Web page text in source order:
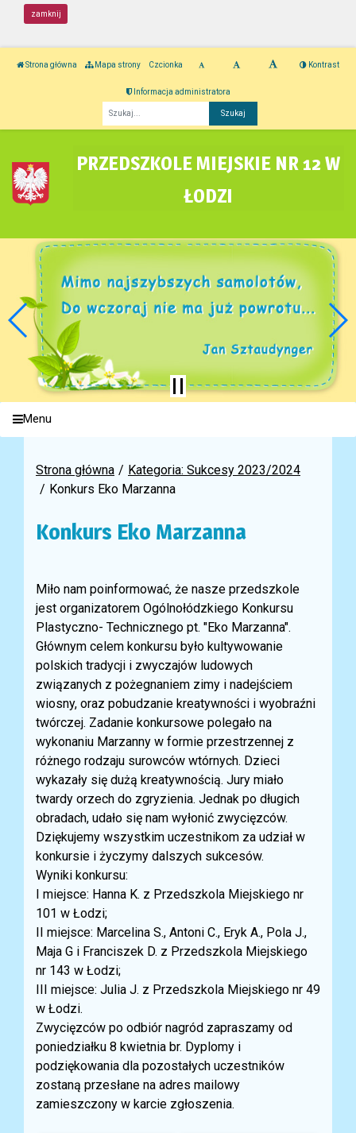
zamknij
Strona główna Mapa strony Czcionka Kontrast
Informacja administratora
PRZEDSZKOLE MIEJSKIE NR 12 W
ŁODZI
Menu
Strona główna
Kategoria: Sukcesy 2023/2024
Konkurs Eko Marzanna
Konkurs Eko Marzanna
Miło nam poinformować, że nasze przedszkole
jest organizatorem Ogólnołódzkiego Konkursu
Plastyczno- Technicznego pt. "Eko Marzanna".
Głównym celem konkursu było kultywowanie
polskich tradycji i zwyczajów ludowych
związanych z pożegnaniem zimy i nadejściem
wiosny, oraz pobudzanie kreatywności i wyobraźni
twórczej. Zadanie konkursowe polegało na
wykonaniu Marzanny w formie przestrzennej z
różnego rodzaju surowców wtórnych. Dzieci
wykazały się dużą kreatywnością. Jury miało
twardy orzech do zgryzienia. Jednak po długich
obradach, udało się nam wyłonić zwycięzców.
Dziękujemy wszystkim uczestnikom za udział w
konkursie i życzymy dalszych sukcesów.
Wyniki konkursu:
I miejsce: Hanna K. z Przedszkola Miejskiego nr
101 w Łodzi;
II miejsce: Marcelina S., Antoni C., Eryk A., Pola J.,
Maja G i Franciszek D. z Przedszkola Miejskiego
nr 143 w Łodzi;
III miejsce: Julia J. z Przedszkola Miejskiego nr 49
w Łodzi.
Zwycięzców po odbiór nagród zapraszamy od
poniedziałku 8 kwietnia br. Dyplomy i
podziękowania dla pozostałych uczestników
zostaną przesłane na adres mailowy
zamieszczony w karcie zgłoszenia.